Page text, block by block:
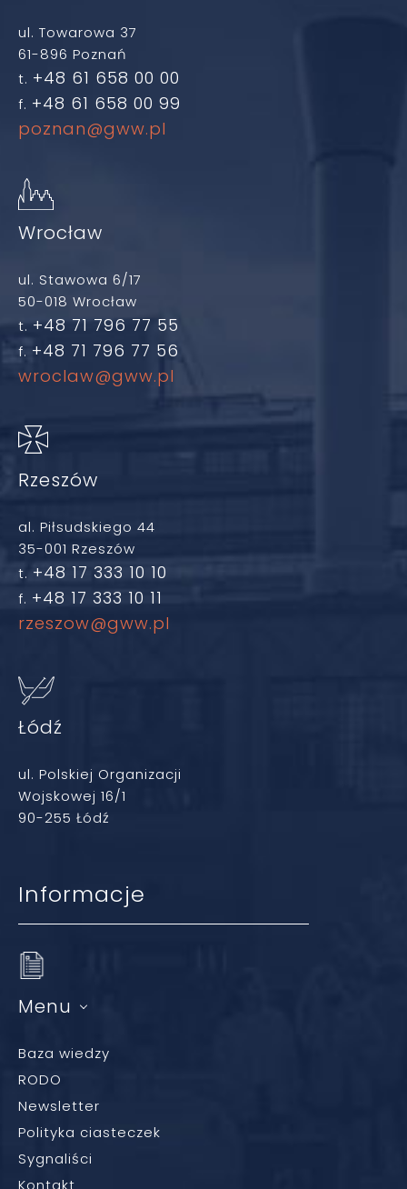
ul. Towarowa 37
61-896 Poznań
t. +48 61 658 00 00
f. +48 61 658 00 99
poznan@gww.pl
Wrocław
ul. Stawowa 6/17
50-018 Wrocław
t. +48 71 796 77 55
f. +48 71 796 77 56
wroclaw@gww.pl
Rzeszów
al. Piłsudskiego 44
35-001 Rzeszów
t. +48 17 333 10 10
f. +48 17 333 10 11
rzeszow@gww.pl
Łódź
ul. Polskiej Organizacji
Wojskowej 16/1
90-255 Łódź
Informacje
Menu
Baza wiedzy
RODO
Newsletter
Polityka ciasteczek
Sygnaliści
Kontakt